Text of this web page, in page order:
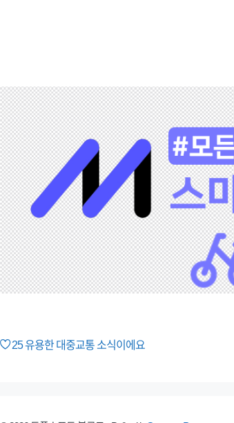
25유용한 대중교통 소식이에요